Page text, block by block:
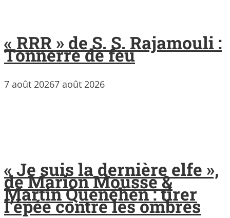
« RRR » de S. S. Rajamouli :
Tonnerre de feu
7 août 20267 août 2026
« Je suis la dernière elfe »,
de Marion Mousse &
Martin Quenehen : tirer
l’épée contre les ombres